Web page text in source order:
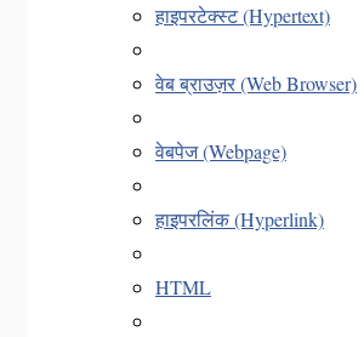
हाइपरटेक्स्ट (Hypertext)
वेब ब्राउज़र (Web Browser)
वेबपेज (Webpage)
हाइपरलिंक (Hyperlink)
HTML